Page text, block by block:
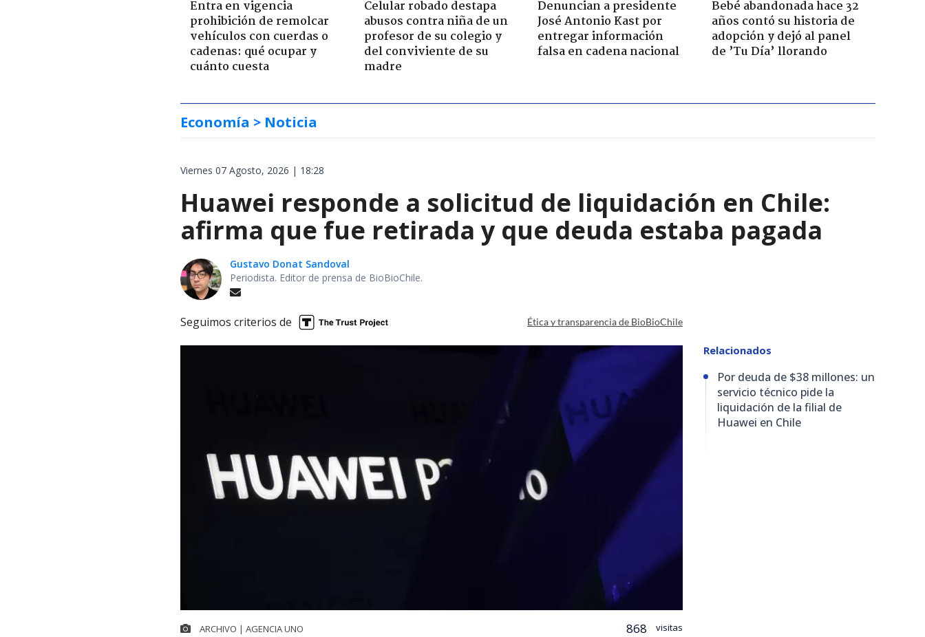
Entra en vigencia
prohibición de remolcar
vehículos con cuerdas o
cadenas: qué ocupar y
cuánto cuesta
Celular robado destapa
abusos contra niña de un
profesor de su colegio y
del conviviente de su
madre
Denuncian a presidente
José Antonio Kast por
entregar información
falsa en cadena nacional
Bebé abandonada hace 32
años contó su historia de
adopción y dejó al panel
de ’Tu Día’ llorando
Economía > Noticia
Viernes 07 Agosto, 2026 | 18:28
Huawei responde a solicitud de liquidación en Chile:
afirma que fue retirada y que deuda estaba pagada
Gustavo Donat Sandoval
Periodista. Editor de prensa de BioBioChile.
Seguimos criterios de Ética y transparencia de BioBioChile
ARCHIVO | AGENCIA UNO 868 visitas
Relacionados
Por deuda de $38 millones: un
servicio técnico pide la
liquidación de la filial de
Huawei en Chile